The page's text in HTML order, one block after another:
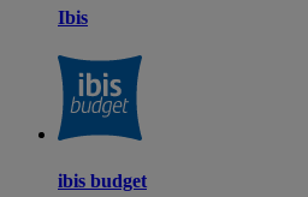
Ibis
ibis budget